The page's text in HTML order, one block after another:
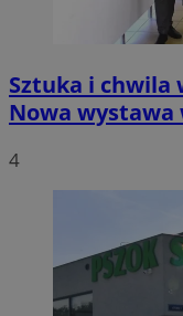
Sztuka i chwila
Nowa wystawa
4